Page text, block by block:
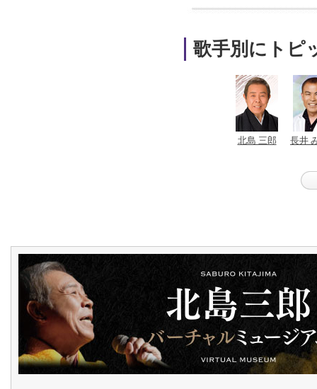
歌手別にトピ
北島 三郎 長井